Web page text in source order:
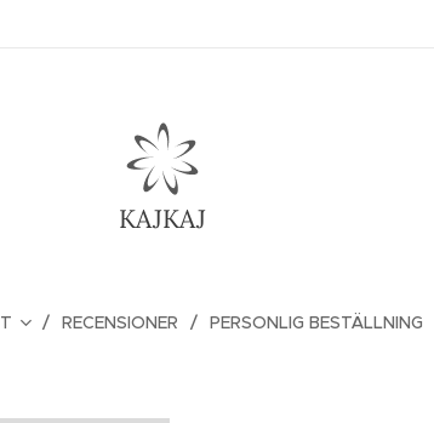
KAJKAJ
RECENSIONER PERSONLIG BESTÄLLNING